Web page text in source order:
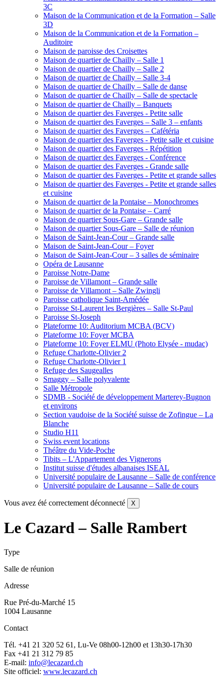
3C
Maison de la Communication et de la Formation – Salle
3D
Maison de la Communication et de la Formation –
Auditoire
Maison de paroisse des Croisettes
Maison de quartier de Chailly – Salle 1
Maison de quartier de Chailly – Salle 2
Maison de quartier de Chailly – Salle 3-4
Maison de quartier de Chailly – Salle de danse
Maison de quartier de Chailly – Salle de spectacle
Maison de quartier de Chailly – Banquets
Maison de quartier des Faverges - Petite salle
Maison de quartier des Faverges – Salle 3 – enfants
Maison de quartier des Faverges – Cafétéria
Maison de quartier des Faverges - Petite salle et cuisine
Maison de quartier des Faverges - Répétition
Maison de quartier des Faverges - Conférence
Maison de quartier des Faverges - Grande salle
Maison de quartier des Faverges - Petite et grande salles
Maison de quartier des Faverges - Petite et grande salles
et cuisine
Maison de quartier de la Pontaise – Monochromes
Maison de quartier de la Pontaise – Carré
Maison de quartier Sous-Gare – Grande salle
Maison de quartier Sous-Gare – Salle de réunion
Maison de Saint-Jean-Cour – Grande salle
Maison de Saint-Jean-Cour – Foyer
Maison de Saint-Jean-Cour – 3 salles de séminaire
Opéra de Lausanne
Paroisse Notre-Dame
Paroisse de Villamont – Grande salle
Paroisse de Villamont – Salle Zwingli
Paroisse catholique Saint-Amédée
Paroisse St-Laurent les Bergières – Salle St-Paul
Paroisse St-Joseph
Plateforme 10: Auditorium MCBA (BCV)
Plateforme 10: Foyer MCBA
Plateforme 10: Foyer ELMU (Photo Elysée - mudac)
Refuge Charlotte-Olivier 2
Refuge Charlotte-Olivier 1
Refuge des Saugealles
Smaggy – Salle polyvalente
Salle Métropole
SDMB - Société de développement Marterey-Bugnon
et environs
Section vaudoise de la Société suisse de Zofingue – La
Blanche
Studio H11
Swiss event locations
Théâtre du Vide-Poche
Tibits – L'Appartement des Vignerons
Institut suisse d'études albanaises ISEAL
Université populaire de Lausanne – Salle de conférence
Université populaire de Lausanne – Salle de cours
Vous avez été correctement déconnecté X
Le Cazard – Salle Rambert
Type
Salle de réunion
Adresse
Rue Pré-du-Marché 15
1004 Lausanne
Contact
Tél. +41 21 320 52 61, Lu-Ve 08h00-12h00 et 13h30-17h30
Fax +41 21 312 79 85
E-mail: info@lecazard.ch
Site officiel: www.lecazard.ch